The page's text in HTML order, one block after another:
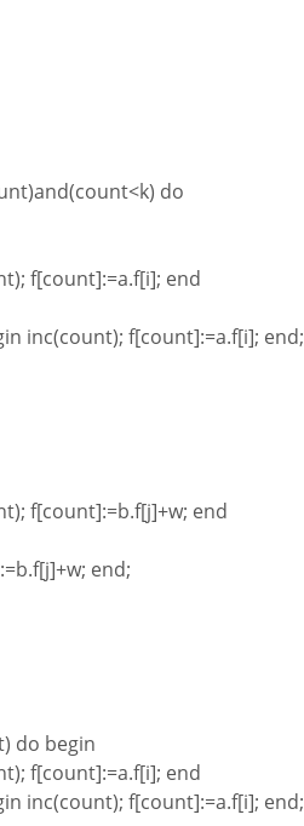
do
f[count]:=a.f[i]; end
inc(count); f[count]:=a.f[i]; end;
f[count]:=b.f[j]+w; end
end;
do begin
f[count]:=a.f[i]; end
inc(count); f[count]:=a.f[i]; end;